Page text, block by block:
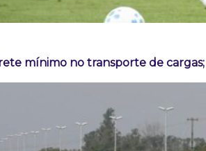
mínimo no transporte de